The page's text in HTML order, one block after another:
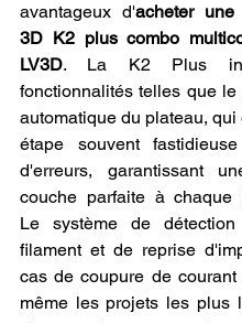
avantageux d'acheter une
3D K2 plus combo
LV3D. La K2 Plus
fonctionnalités telles que le
automatique du plateau,
étape souvent
d'erreurs, garantissant
couche parfaite à chaque
Le système de
filament et de reprise
cas de coupure de
même les projets les plus